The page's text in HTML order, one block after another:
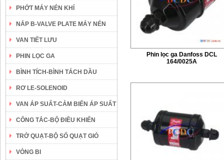
PHỚT MÁY NÉN KHÍ
NẮP B-VALVE PLATE MÁY NÉN
VAN TIẾT LƯU
PHIN LỌC GA
BÌNH TÍCH-BÌNH TÁCH DẦU
RƠ LE-SOLENOID
VAN ÁP SUẤT-CẢM BIẾN ÁP SUẤT
CÔNG TẮC-BỘ ĐIỀU KHIỂN
TRỞ QUẠT-BỘ SỐ QUẠT GIÓ
VÒNG BI
Phin lọc ga Danfoss DCL
164/0025A